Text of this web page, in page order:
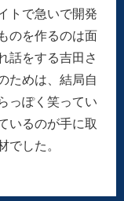
トで急いで開発
のを作るのは面
話をする吉田さ
ためは、結局自
っぽく笑ってい
いるのが手に取
でした。